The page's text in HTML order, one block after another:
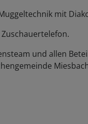
mit
und allen